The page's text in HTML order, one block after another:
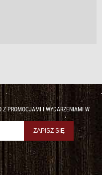
Z PROMOCJAMI I WYDARZENIAMI W